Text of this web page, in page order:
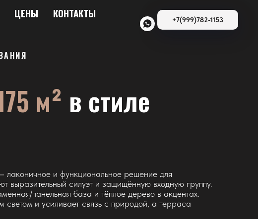
ЦЕНЫ
КОНТАКТЫ
+7(999)782-1153
м² в стиле
лаконичное и функциональное решение для
выразительный силуэт и защищённую входную группу.
панельная база и тёплое дерево в акцентах.
светом и усиливает связь с природой, а терраса